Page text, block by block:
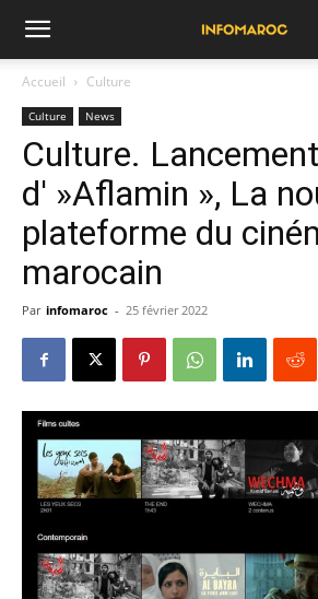
Accueil Culture
Culture News
Culture. Lancement
d' »Aflamin », La
plateforme du
marocain
Par infomaroc - 25 février 2022